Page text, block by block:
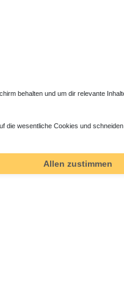
Wandwinkel
behalten und um dir relevante
die wesentliche Cookies und
Allen zustimmen